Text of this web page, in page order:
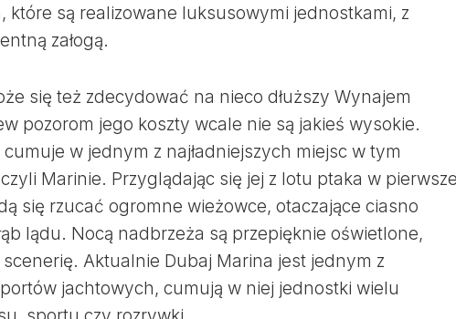
które są realizowane luksusowymi jednostkami, z
załogą.
się też zdecydować na nieco dłuższy Wynajem
pozorom jego koszty wcale nie są jakieś wysokie.
w jednym z najładniejszych miejsc w tym
Marinie. Przyglądając się jej z lotu ptaka w
się rzucać ogromne wieżowce, otaczające ciasno
lądu. Nocą nadbrzeża są przepięknie oświetlone,
Aktualnie Dubaj Marina jest jednym z
jachtowych, cumują w niej jednostki wielu